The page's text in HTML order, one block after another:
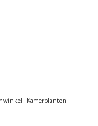
Kamerplanten